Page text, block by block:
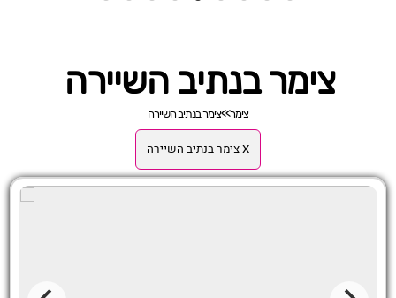
צימר בנתיב השיירה
צימר>>צימר בנתיב השיירה
X צימר בנתיב השיירה